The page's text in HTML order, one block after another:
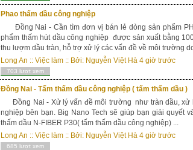
Phao thấm dầu công nghiệp
Đồng Nai - Cần tìm đơn vị bán lẻ dòng sản phẩm
phẩm thấm hút dầu công nghiệp được sản xuất bằng
thu lượm dầu tràn, hỗ trợ xử lý các vấn đề về môi trường
Long An :: Việc làm :: Bởi: Nguyễn Việt Hà 4 giờ trước
703 lượt xem
Đồng Nai - Tấm thấm dầu công nghiệp ( tấm thấm dầu )
Đồng Nai - Xử lý vấn đề môi trường như tràn dầu, xử
nghiệp bên bạn. Big Nano Tech sẽ giúp bạn giải quyết
thấm dầu N-FIBER P30( tấm thấm dầu công nghiệp) ...
Long An :: Việc làm :: Bởi: Nguyễn Việt Hà 4 giờ trước
685 lượt xem